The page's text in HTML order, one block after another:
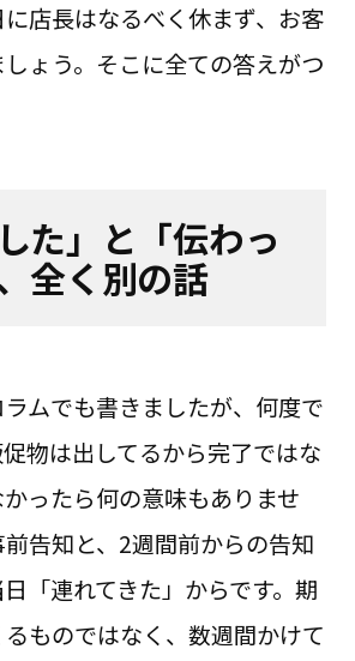
店長はなるべく休まず、お客
ょう。そこに全ての答えがつ
た」と「伝わっ
全く別の話
ムでも書きましたが、何度で
物は出してるから完了ではな
ったら何の意味もありませ
告知と、2週間前からの告知
「連れてきた」からです。期
ものではなく、数週間かけて